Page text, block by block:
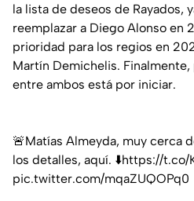
la lista de deseos de Rayados,
reemplazar a Diego Alonso en
prioridad para los regios en
Martín Demichelis.
entre ambos está por iniciar.
🚨Matías Almeyda, muy cerca
los detalles, aquí. ⬇️https://t.co/
pic.twitter.com/mqaZUQOPq0